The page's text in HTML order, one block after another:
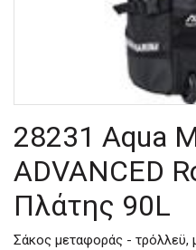
28231 Aqua
ADVANCED
Πλάτης 90L
Σάκος μεταφοράς - τρόλλεϋ,